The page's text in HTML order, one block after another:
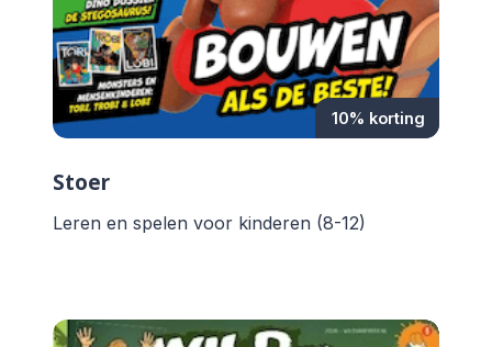
10% korting
Stoer
Leren en spelen voor kinderen (8-12)